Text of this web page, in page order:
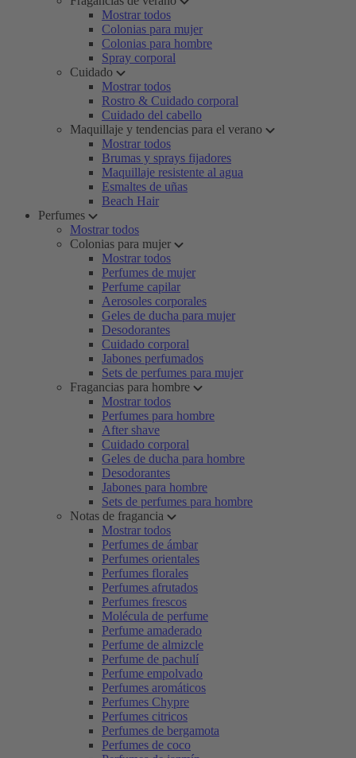
Mostrar todos
Colonias para mujer
Colonias para hombre
Spray corporal
Cuidado
Mostrar todos
Rostro & Cuidado corporal
Cuidado del cabello
Maquillaje y tendencias para el verano
Mostrar todos
Brumas y sprays fijadores
Maquillaje resistente al agua
Esmaltes de uñas
Beach Hair
Perfumes
Mostrar todos
Colonias para mujer
Mostrar todos
Perfumes de mujer
Perfume capilar
Aerosoles corporales
Geles de ducha para mujer
Desodorantes
Cuidado corporal
Jabones perfumados
Sets de perfumes para mujer
Fragancias para hombre
Mostrar todos
Perfumes para hombre
After shave
Cuidado corporal
Geles de ducha para hombre
Desodorantes
Jabones para hombre
Sets de perfumes para hombre
Notas de fragancia
Mostrar todos
Perfumes de ámbar
Perfumes orientales
Perfumes florales
Perfumes afrutados
Perfumes frescos
Molécula de perfume
Perfume amaderado
Perfume de almizcle
Perfume de pachulí
Perfume empolvado
Perfumes aromáticos
Perfumes Chypre
Perfumes citricos
Perfumes de bergamota
Perfumes de coco